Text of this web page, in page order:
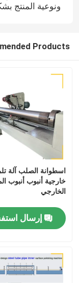
آلات لحام
ونوعية المنتج
Products
اسطوانة الصلب آلة
خارجية أنبوب أنبوب
الخارجي
إرسال